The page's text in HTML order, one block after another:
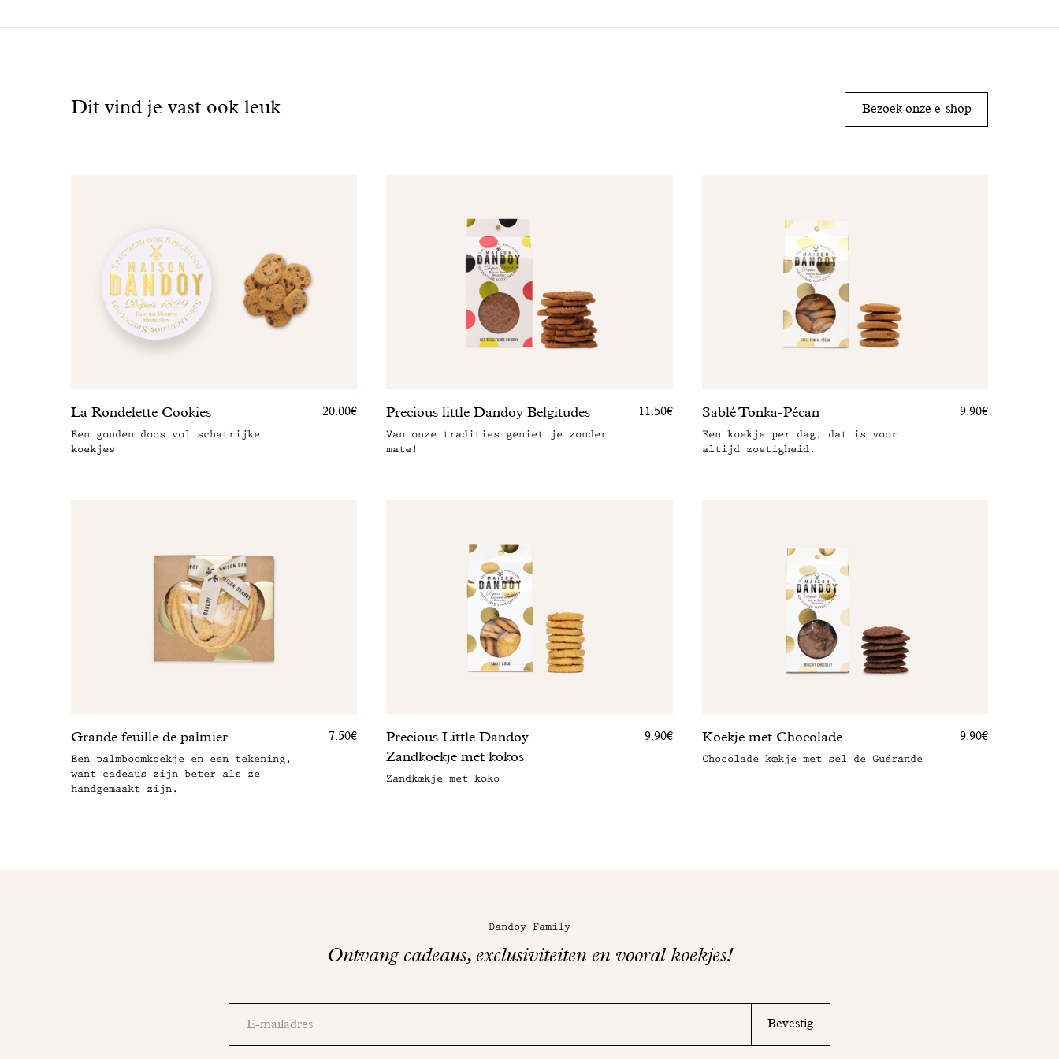
Dit vind je vast ook leuk Bezoek onze e-shop
La Rondelette Cookies 20.00€
Een gouden doos vol schatrijke
koekjes
Precious little Dandoy Belgitudes 11.50€
Van onze tradities geniet je zonder
mate!
Sablé Tonka-Pécan 9.90€
Een koekje per dag, dat is voor
altijd zoetigheid.
Grande feuille de palmier 7.50€
Een palmboomkoekje en een tekening,
want cadeaus zijn beter als ze
handgemaakt zijn.
Precious Little Dandoy –
Zandkoekje met kokos
9.90€
Zandkœkje met koko
Koekje met Chocolade 9.90€
Chocolade kœkje met sel de Guérande
Dandoy Family
Ontvang cadeaus, exclusiviteiten en vooral koekjes!
email
Bevestig